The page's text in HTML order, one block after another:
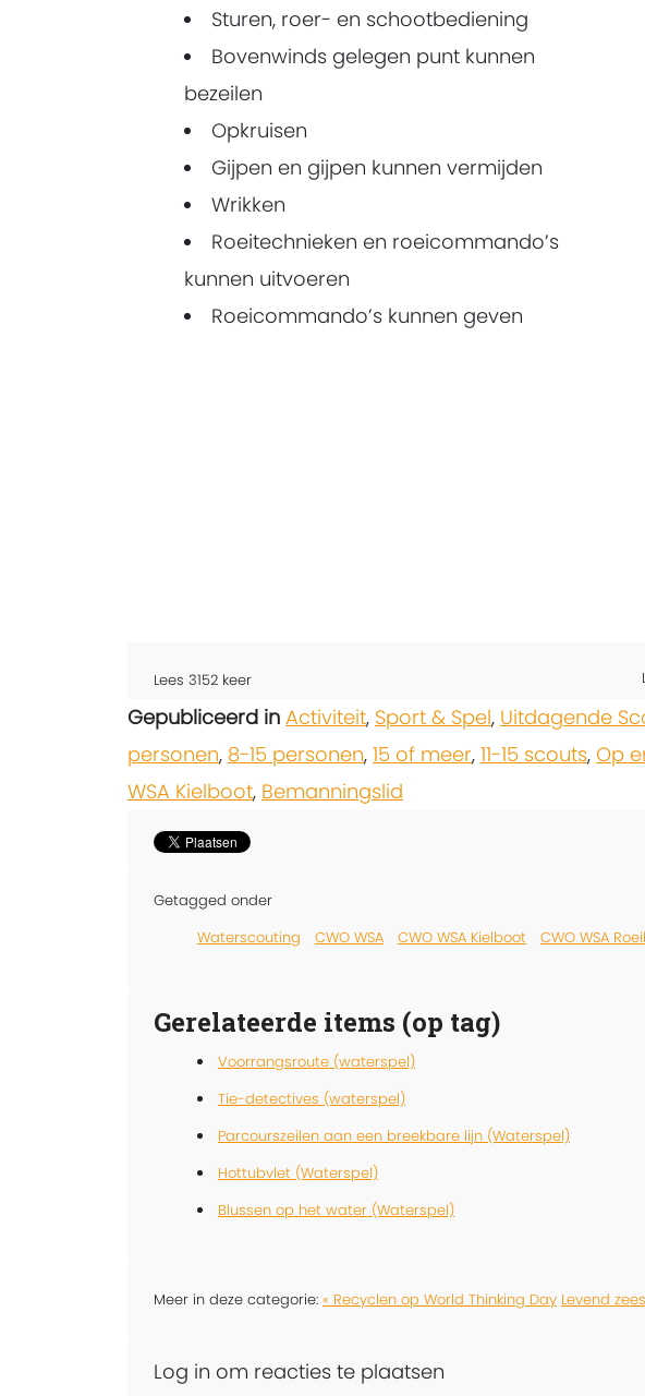
Sturen, roer- en schootbediening
Bovenwinds gelegen punt kunnen
bezeilen
Opkruisen
Gijpen en gijpen kunnen vermijden
Wrikken
Roeitechnieken en roeicommando’s
kunnen uitvoeren
Roeicommando’s kunnen geven
Lees 3152 keer
Gepubliceerd in Activiteit, Sport & Spel, Uitdagende
personen, 8-15 personen, 15 of meer, 11-15 scouts, Op
WSA Kielboot, Bemanningslid
Getagged onder
Waterscouting
CWO WSA CWO WSA Kielboot CWO WSA
Gerelateerde items (op tag)
Voorrangsroute (waterspel)
Tie-detectives (waterspel)
Parcourszeilen aan een breekbare lijn (Waterspel)
Hottubvlet (Waterspel)
Blussen op het water (Waterspel)
Meer in deze categorie: « Recyclen op World Thinking Day Levend
Log in om reacties te plaatsen